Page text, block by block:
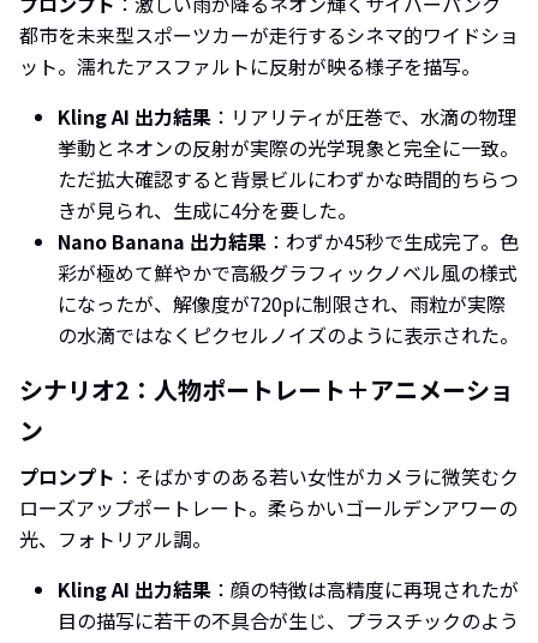
都市を未来型スポーツカーが走行するシネマ的ワイドショ
ット。濡れたアスファルトに反射が映る様子を描写。
Kling AI 出力結果 ：リアリティが圧巻で、水滴の物理
挙動とネオンの反射が実際の光学現象と完全に一致。
ただ拡大確認すると背景ビルにわずかな時間的ちらつ
きが見られ、生成に4分を要した。
Nano Banana 出力結果 ：わずか45秒で生成完了。色
彩が極めて鮮やかで高級グラフィックノベル風の様式
になったが、解像度が720pに制限され、雨粒が実際
の水滴ではなくピクセルノイズのように表示された。
シナリオ2：人物ポートレート＋アニメーショ
ン
プロンプト ：そばかすのある若い女性がカメラに微笑むク
ローズアップポートレート。柔らかいゴールデンアワーの
光、フォトリアル調。
Kling AI 出力結果 ：顔の特徴は高精度に再現されたが
目の描写に若干の不具合が生じ、プラスチックのよう